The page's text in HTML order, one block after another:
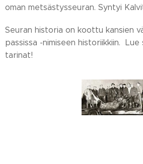
oman metsästysseuran. Syntyi
Seuran historia on koottu kansien
passissa -nimiseen historiikkiin.
tarinat!